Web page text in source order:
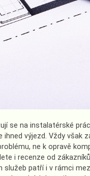
se na instalatérské
výjezd. Vždy však
ne k opravě
i recenze od
patří i v rámci